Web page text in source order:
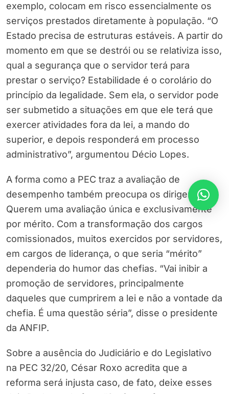
exemplo, colocam em risco essencialmente os
serviços prestados diretamente à população. “O
Estado precisa de estruturas estáveis. A partir do
momento em que se destrói ou se relativiza isso,
qual a segurança que o servidor terá para
prestar o serviço? Estabilidade é o corolário do
princípio da legalidade. Sem ela, o servidor pode
ser submetido a situações em que ele terá que
exercer atividades fora da lei, a mando do
superior, e depois responderá em processo
administrativo”, argumentou Décio Lopes.
A forma como a PEC traz a avaliação de
desempenho também preocupa os dirigentes.
Querem uma avaliação única e exclusivamente
por mérito. Com a transformação dos cargos
comissionados, muitos exercidos por servidores,
em cargos de liderança, o que seria “mérito”
dependeria do humor das chefias. “Vai inibir a
promoção de servidores, principalmente
daqueles que cumprirem a lei e não a vontade da
chefia. É uma questão séria”, disse o presidente
da ANFIP.
Sobre a ausência do Judiciário e do Legislativo
na PEC 32/20, César Roxo acredita que a
reforma será injusta caso, de fato, deixe esses